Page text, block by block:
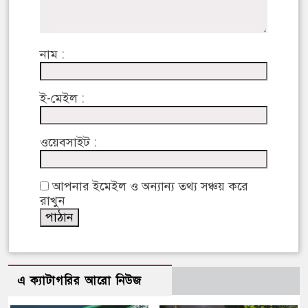
নাম :
ই-মেইল :
ওয়েবসাইট :
আপনার ইমেইল ও অন্যান্য তথ্য সঞ্চয় করে
রাখুন
এ ক্যাটাগরির আরো নিউজ